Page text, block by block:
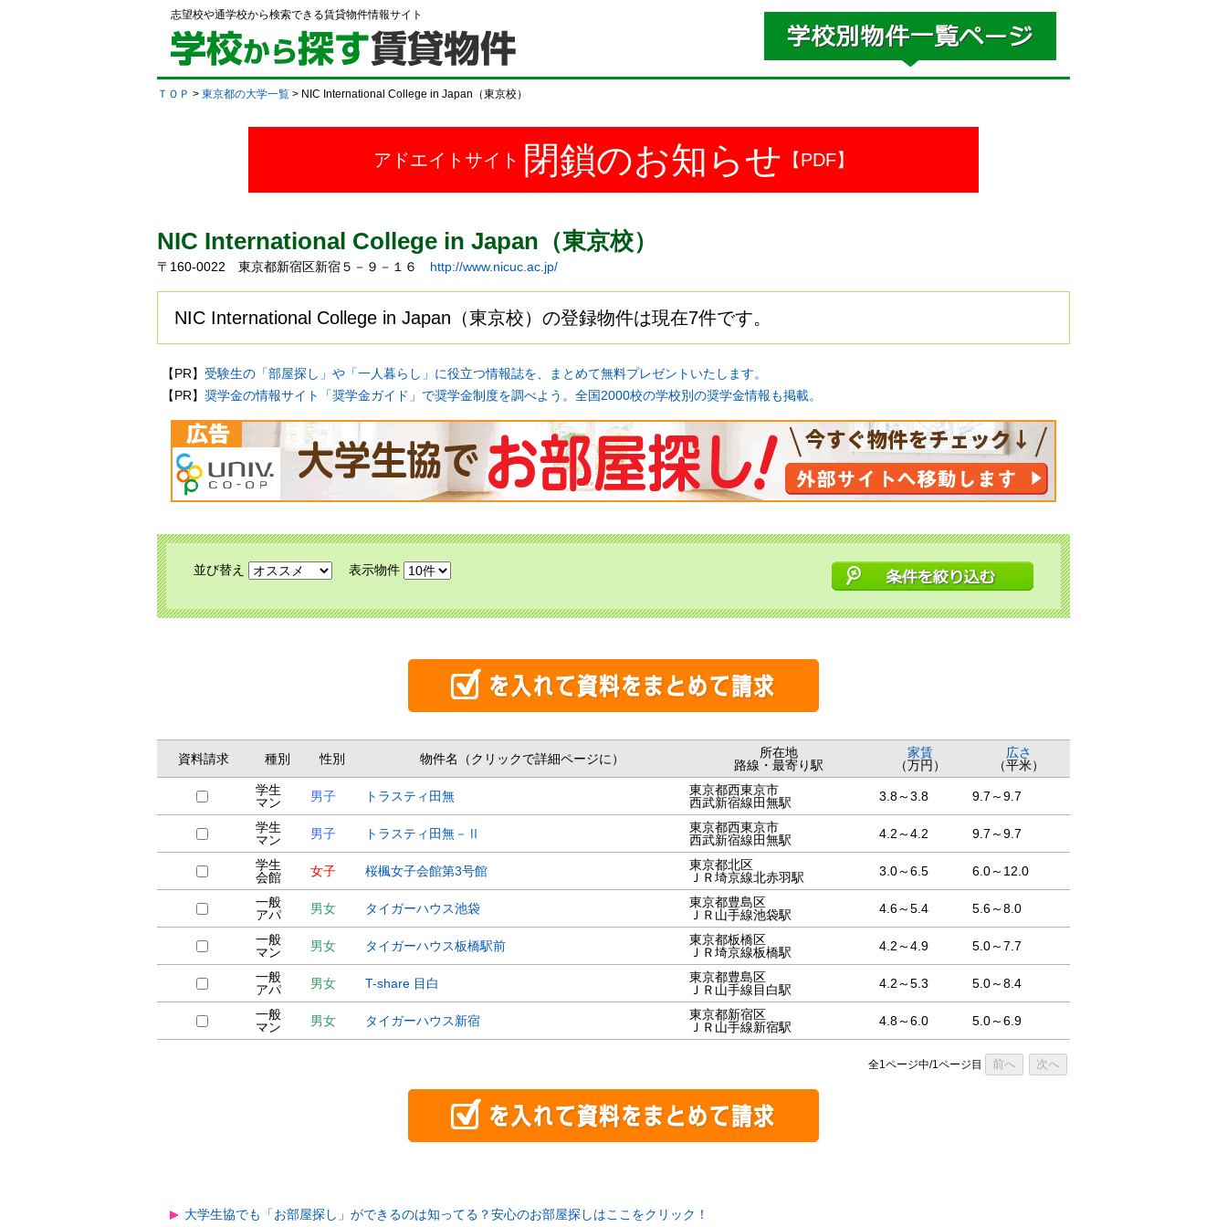
志望校や通学校から検索できる賃貸物件情報サイト
ＴＯＰ > 東京都の大学一覧 > NIC International College in Japan（東京校）
アドエイトサイト 閉鎖のお知らせ 【PDF】
NIC International College in Japan（東京校）
〒160-0022 東京都新宿区新宿５－９－１６ http://www.nicuc.ac.jp/
NIC International College in Japan（東京校）の登録物件は現在7件です。
【PR】 受験生の「部屋探し」や「一人暮らし」に役立つ情報誌を、まとめて無料プレゼントいたします。
【PR】 奨学金の情報サイト「奨学金ガイド」で奨学金制度を調べよう。全国2000校の学校別の奨学金情報も掲載。
並び替え 表示物件
資料請求 種別 性別 物件名（クリックで詳細ページに）
所在地
路線・最寄り駅
家賃
（万円）
広さ
（平米）
学生
マン
男子 トラスティ田無
東京都西東京市
西武新宿線田無駅
3.8～3.8 9.7～9.7
学生
マン
男子 トラスティ田無－Ⅱ
東京都西東京市
西武新宿線田無駅
4.2～4.2 9.7～9.7
学生
会館
女子 桜楓女子会館第3号館
東京都北区
ＪＲ埼京線北赤羽駅
3.0～6.5 6.0～12.0
一般
アパ
男女 タイガーハウス池袋
東京都豊島区
ＪＲ山手線池袋駅
4.6～5.4 5.6～8.0
一般
マン
男女 タイガーハウス板橋駅前
東京都板橋区
ＪＲ埼京線板橋駅
4.2～4.9 5.0～7.7
一般
アパ
男女 T-share 目白
東京都豊島区
ＪＲ山手線目白駅
4.2～5.3 5.0～8.4
一般
マン
男女 タイガーハウス新宿
東京都新宿区
ＪＲ山手線新宿駅
4.8～6.0 5.0～6.9
全1ページ中/1ページ目 前へ 次へ
大学生協でも「お部屋探し」ができるのは知ってる？安心のお部屋探しはここをクリック！